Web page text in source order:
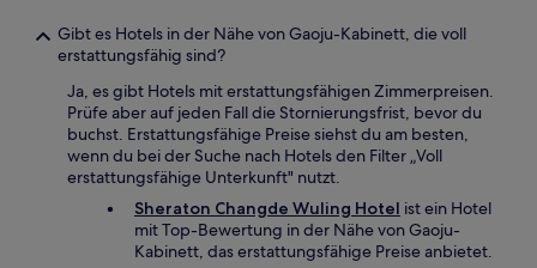
Gibt es Hotels in der Nähe von Gaoju-Kabinett, die voll
erstattungsfähig sind?
Ja, es gibt Hotels mit erstattungsfähigen Zimmerpreisen.
Prüfe aber auf jeden Fall die Stornierungsfrist, bevor du
buchst. Erstattungsfähige Preise siehst du am besten,
wenn du bei der Suche nach Hotels den Filter „Voll
erstattungsfähige Unterkunft" nutzt.
Sheraton Changde Wuling Hotel ist ein Hotel
mit Top-Bewertung in der Nähe von Gaoju-
Kabinett, das erstattungsfähige Preise anbietet.